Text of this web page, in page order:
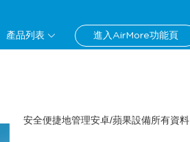
產品列表 進入AirMore功能頁
安全便捷地管理安卓/蘋果設備所有資料